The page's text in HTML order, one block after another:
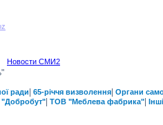
Новости СМИ2
ради 65-річчя визволення| Органи
ТОВ "Меблева фабрика"